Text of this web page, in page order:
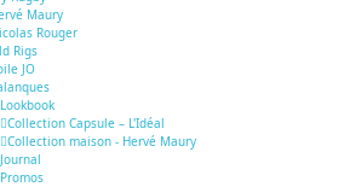
Maury
Rouger
Rigs
JO
Lookbook
Collection Capsule – L'Idéal
Collection maison - Hervé Maury
Journal
Promos